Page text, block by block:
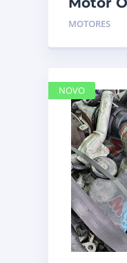
CDTI
125cv,
MOTORES
NOVO